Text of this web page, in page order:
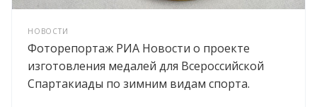
НОВОСТИ
Фоторепортаж РИА Новости о проекте
изготовления медалей для Всероссийской
Спартакиады по зимним видам спорта.